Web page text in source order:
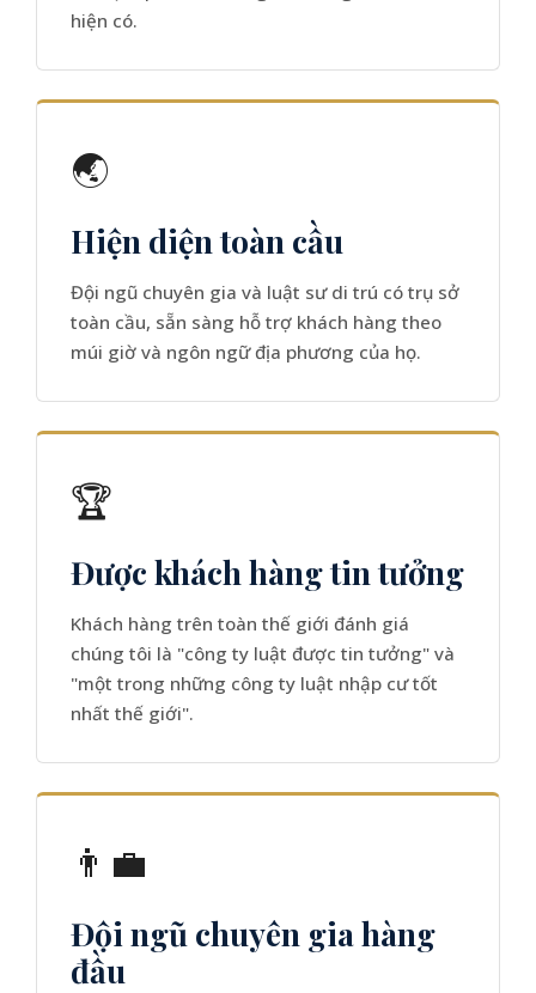
hiện có.
🌏
Hiện diện toàn cầu
Đội ngũ chuyên gia và luật sư di trú có trụ sở
toàn cầu, sẵn sàng hỗ trợ khách hàng theo
múi giờ và ngôn ngữ địa phương của họ.
🏆
Được khách hàng tin tưởng
Khách hàng trên toàn thế giới đánh giá
chúng tôi là "công ty luật được tin tưởng" và
"một trong những công ty luật nhập cư tốt
nhất thế giới".
👨‍💼
Đội ngũ chuyên gia hàng
đầu